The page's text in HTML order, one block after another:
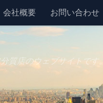
会社概要 お問い合わせ
質店のウェブサイトです。